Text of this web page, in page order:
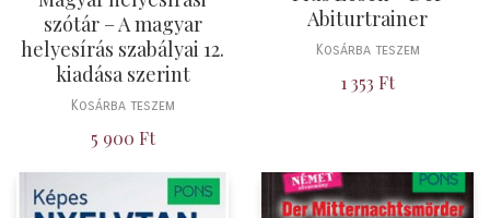
szótár – A magyar
helyesírás szabályai 12.
kiadása szerint
Kosárba teszem
5 900 Ft
Abiturtrainer
Kosárba teszem
1 353 Ft